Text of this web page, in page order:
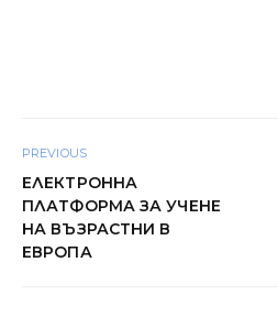
PREVIOUS
ЕЛЕКТРОННА
ПЛАТФОРМА ЗА УЧЕНЕ
НА ВЪЗРАСТНИ В
ЕВРОПА